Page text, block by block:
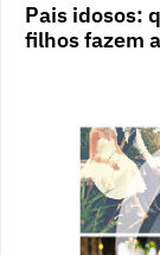
Pais idosos:
filhos fazem